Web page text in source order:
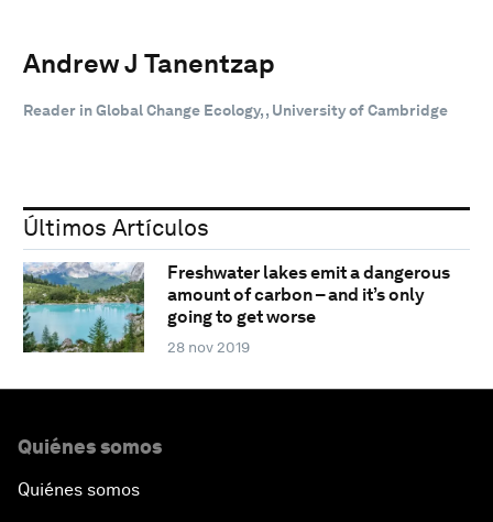
Andrew J Tanentzap
Reader in Global Change Ecology, , University of Cambridge
Últimos Artículos
Freshwater lakes emit a dangerous
amount of carbon – and it’s only
going to get worse
28 nov 2019
Quiénes somos
Quiénes somos